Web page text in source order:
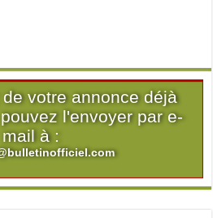
votre annonce déjà
l'envoyer par e-
mail à :